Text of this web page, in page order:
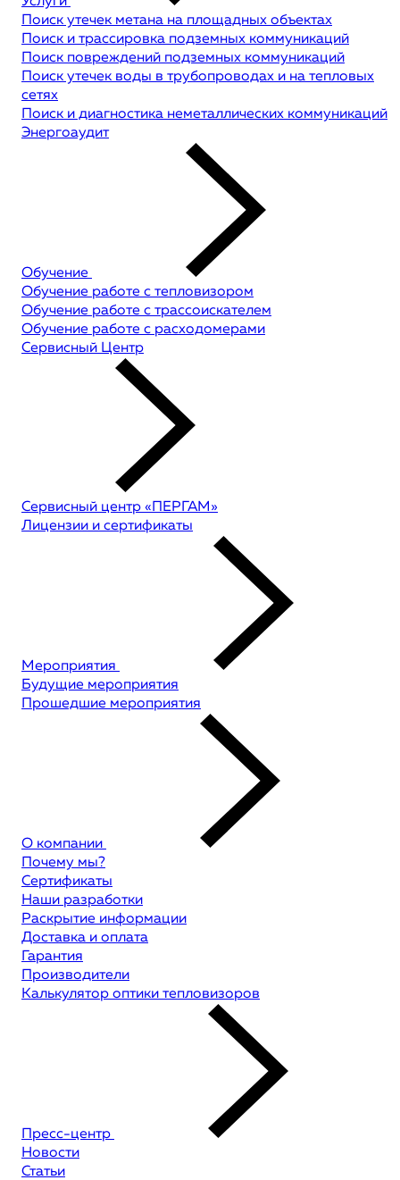
Поиск утечек метана на площадных объектах
Поиск и трассировка подземных коммуникаций
Поиск повреждений подземных коммуникаций
Поиск утечек воды в трубопроводах и на тепловых
сетях
Поиск и диагностика неметаллических коммуникаций
Энергоаудит
Обучение
Обучение работе с тепловизором
Обучение работе с трассоискателем
Обучение работе с расходомерами
Сервисный Центр
Сервисный центр «ПЕРГАМ»
Лицензии и сертификаты
Мероприятия
Будущие мероприятия
Прошедшие мероприятия
О компании
Почему мы?
Сертификаты
Наши разработки
Раскрытие информации
Доставка и оплата
Гарантия
Производители
Калькулятор оптики тепловизоров
Пресс-центр
Новости
Статьи